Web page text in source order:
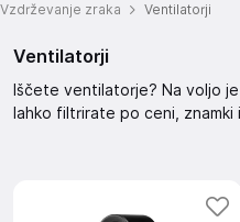
Vzdrževanje zraka
Ventilatorji
Ventilatorji
Iščete ventilatorje? Na voljo
lahko filtrirate po ceni,